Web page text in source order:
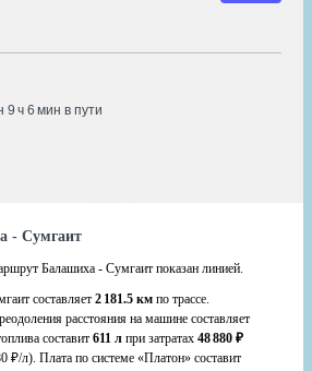
9 ч 6 мин в пути
- Сумгаит
Балашиха - Сумгаит показан линией.
составляет 2 181.5 км по трассе.
расстояния на машине составляет
составит 611 л при затратах 48 880 ₽
₽/л). Плата по системе «Платон» составит